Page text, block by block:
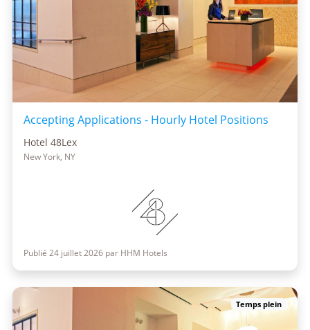
Accepting Applications - Hourly Hotel Positions
Hotel 48Lex
New York, NY
Publié 24 juillet 2026 par HHM Hotels
Temps plein